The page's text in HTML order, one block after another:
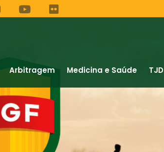
Arbitragem Medicina e Saúde TJD